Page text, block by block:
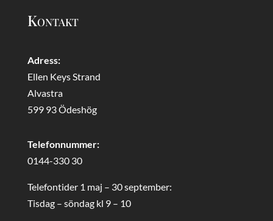
Kontakt
Adress:
Ellen Keys Strand
Alvastra
599 93 Ödeshög
Telefonnummer:
0144-330 30
Telefontider 1 maj – 30 september:
Tisdag – söndag kl 9 – 10